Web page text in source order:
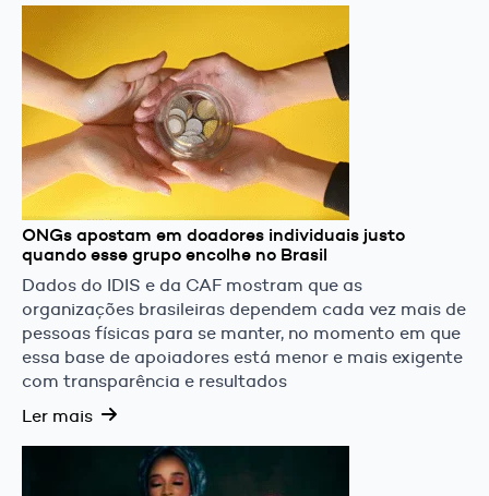
ONGs apostam em doadores individuais justo
quando esse grupo encolhe no Brasil
Dados do IDIS e da CAF mostram que as
organizações brasileiras dependem cada vez mais de
pessoas físicas para se manter, no momento em que
essa base de apoiadores está menor e mais exigente
com transparência e resultados
Ler mais